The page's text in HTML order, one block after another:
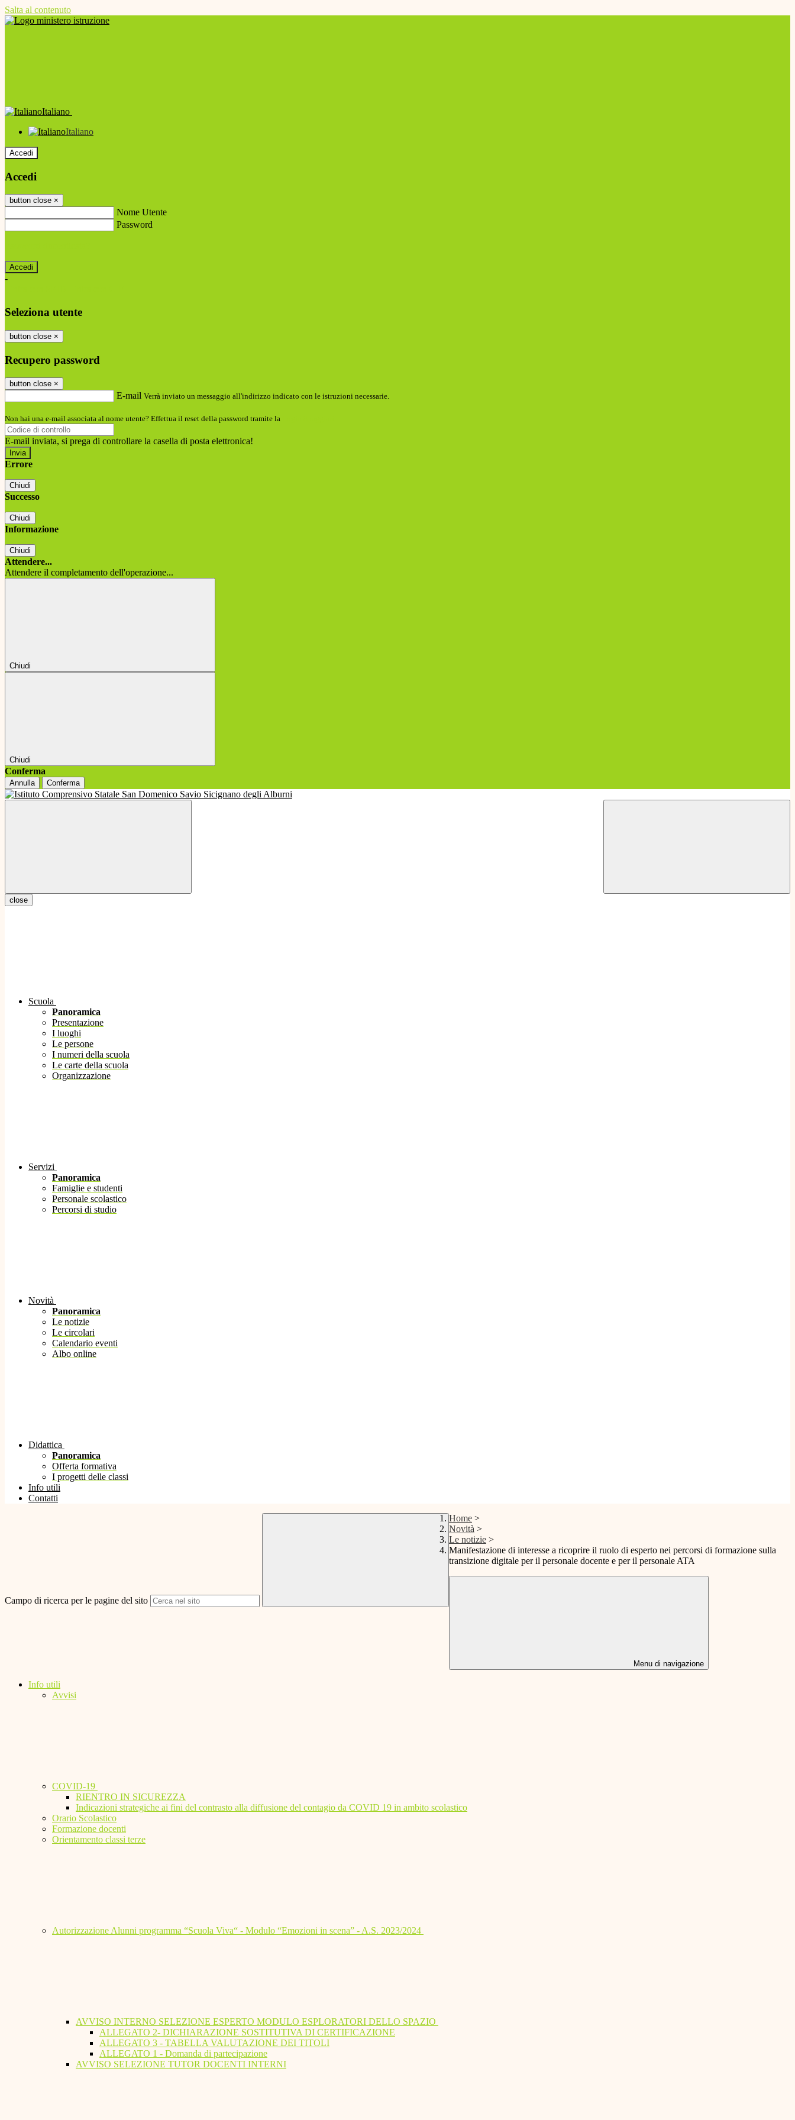
Salta al contenuto
Italiano
Italiano
Accedi
Accedi
button close ×
Nome Utente
Password
-
Seleziona utente
button close ×
Recupero password
button close ×
E-mail Verrà inviato un messaggio all'indirizzo indicato con le istruzioni necessarie.
Non hai una e-mail associata al nome utente? Effettua il reset della password tramite la
E-mail inviata, si prega di controllare la casella di posta elettronica!
Errore
Chiudi
Successo
Chiudi
Informazione
Chiudi
Attendere...
Attendere il completamento dell'operazione...
Chiudi
Chiudi
Conferma
Annulla Conferma
close
Scuola
Panoramica
Presentazione
I luoghi
Le persone
I numeri della scuola
Le carte della scuola
Organizzazione
Servizi
Panoramica
Famiglie e studenti
Personale scolastico
Percorsi di studio
Novità
Panoramica
Le notizie
Le circolari
Calendario eventi
Albo online
Didattica
Panoramica
Offerta formativa
I progetti delle classi
Info utili
Contatti
Campo di ricerca per le pagine del sito
Home >
Novità >
Le notizie >
Manifestazione di interesse a ricoprire il ruolo di esperto nei percorsi di formazione sulla
transizione digitale per il personale docente e per il personale ATA
Menu di navigazione
Info utili
Avvisi
COVID-19
RIENTRO IN SICUREZZA
Indicazioni strategiche ai fini del contrasto alla diffusione del contagio da COVID 19 in ambito scolastico
Orario Scolastico
Formazione docenti
Orientamento classi terze
Autorizzazione Alunni programma “Scuola Viva“ - Modulo “Emozioni in scena” - A.S. 2023/2024
AVVISO INTERNO SELEZIONE ESPERTO MODULO ESPLORATORI DELLO SPAZIO
ALLEGATO 2- DICHIARAZIONE SOSTITUTIVA DI CERTIFICAZIONE
ALLEGATO 3 - TABELLA VALUTAZIONE DEI TITOLI
ALLEGATO 1 - Domanda di partecipazione
AVVISO SELEZIONE TUTOR DOCENTI INTERNI